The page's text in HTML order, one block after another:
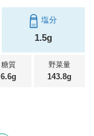
塩分
1.5g
糖質
6.6g
野菜量
143.8g